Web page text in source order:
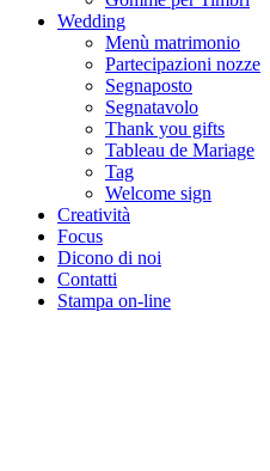
Wedding
Menù matrimonio
Partecipazioni nozze
Segnaposto
Segnatavolo
Thank you gifts
Tableau de Mariage
Tag
Welcome sign
Creatività
Focus
Dicono di noi
Contatti
Stampa on-line